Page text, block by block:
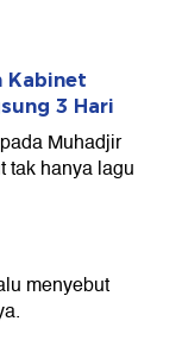
Kabinet
3 Hari
Muhadjir
tak hanya lagu
menyebut